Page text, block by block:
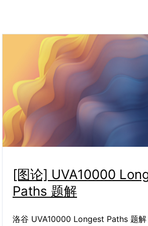
[图论] UVA10000
Paths 题解
洛谷 UVA10000 Longest Paths 题